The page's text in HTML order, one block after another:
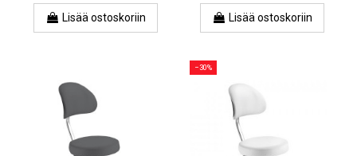
Lisää ostoskoriin
Lisää ostoskoriin
−30%